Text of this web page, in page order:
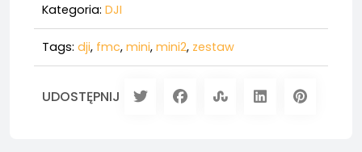
Kategoria: DJI
Tags: dji, fmc, mini, mini2, zestaw
UDOSTĘPNIJ